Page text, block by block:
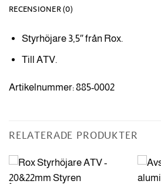
RECENSIONER (0)
Styrhöjare 3,5″ från Rox.
Till ATV.
Artikelnummer: 885-0002
RELATERADE PRODUKTER